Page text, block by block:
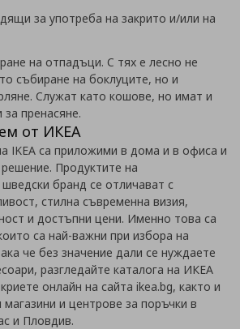
за употреба на закрито и/или на
на отпадъци. С тях е лесно не
събиране на боклуците, но и
Служат като кошове, но имат и
пренасяне.
от ИКЕА
IKEA са приложими в дома и в офиса и
Продуктите на
бранд се отличават с
стилна съвременна визия,
и достъпни цени. Именно това са
са най-важни при избора на
че без значение дали се нуждаете
разгледайте каталога на ИКЕА
онлайн на сайта ikea.bg, както и
и центрове за поръчки в
и Пловдив.